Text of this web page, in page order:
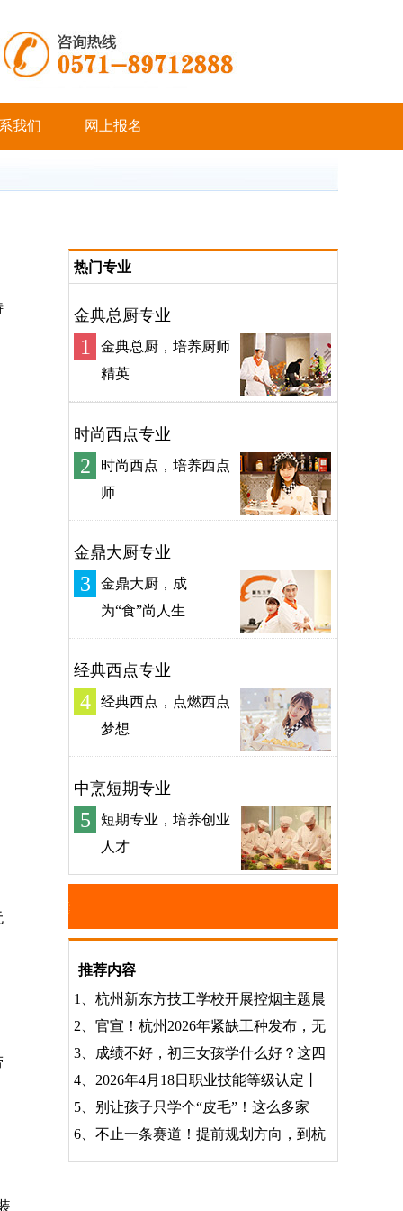
我们 网上报名
热门专业
金典总厨专业
1
金典总厨，培养厨师
精英
时尚西点专业
2
时尚西点，培养西点
师
金鼎大厨专业
3
金鼎大厨，成
为“食”尚人生
经典西点专业
4
经典西点，点燃西点
梦想
中烹短期专业
5
短期专业，培养创业
人才
推荐内容
1、 杭州新东方技工学校开展控烟主题晨
2、 官宣！杭州2026年紧缺工种发布，无
3、
成绩不好，初三女孩学什么好？这四
4、 2026年4月18日职业技能等级认定丨
5、 别让孩子只学个“皮毛”！这么多家
6、 不止一条赛道！提前规划方向，到杭